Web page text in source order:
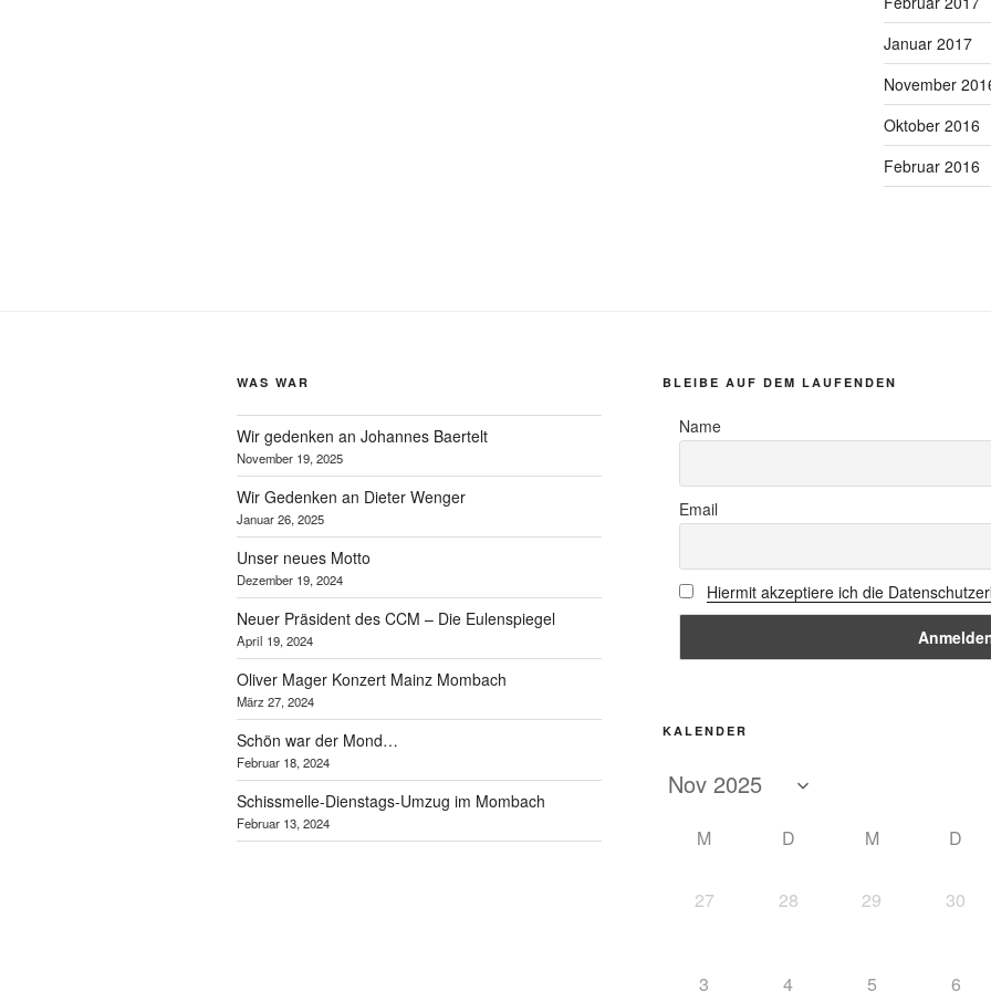
Januar 2017
November
Oktober 2016
Februar 2016
WAS WAR
Wir gedenken an Johannes Baertelt
November 19, 2025
Wir Gedenken an Dieter Wenger
Januar 26, 2025
Unser neues Motto
Dezember 19, 2024
Neuer Präsident des CCM – Die Eulenspiegel
April 19, 2024
Oliver Mager Konzert Mainz Mombach
März 27, 2024
Schön war der Mond…
Februar 18, 2024
Schissmelle-Dienstags-Umzug im Mombach
Februar 13, 2024
BLEIBE AUF DEM LAUFENDEN
Name
Email
Hiermit akzeptiere ich die
KALENDER
M D M D
27 28 29 30
3 4 5 6